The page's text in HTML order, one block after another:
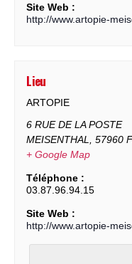
Site Web :
http://www.artopie-
Lieu
ARTOPIE
6 RUE DE LA POSTE
MEISENTHAL
57960
+ Google Map
Téléphone :
03.87.96.94.15
Site Web :
http://www.artopie-